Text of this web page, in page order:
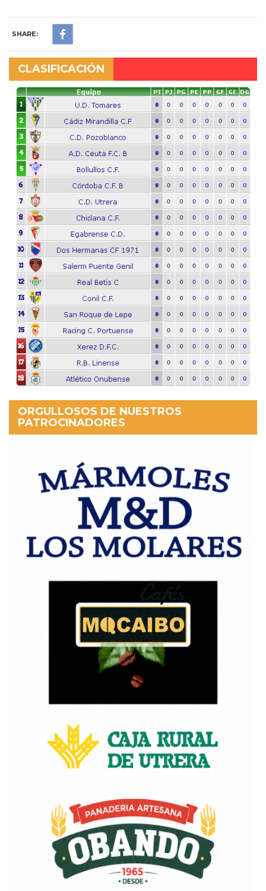
SHARE:
CLASIFICACIÓN
ORGULLOSOS DE NUESTROS
PATROCINADORES